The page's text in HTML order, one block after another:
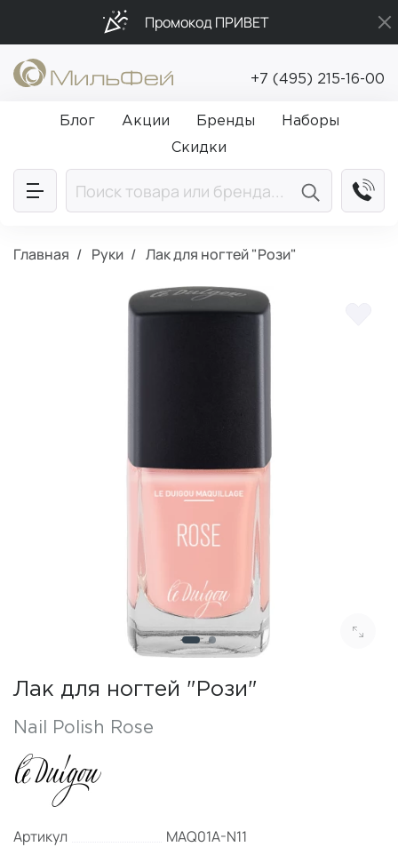
Промокод ПРИВЕТ
Подарки в каждый заказ от 5 000₽
Бесплатная доставка от 5 000₽
+7 (495) 215-16-00
Блог Акции Бренды
Наборы
Скидки
Главная Руки Лак для ногтей "Рози"
Лак для ногтей "Рози"
Nail Polish Rose
Артикул
MAQ01A-N11